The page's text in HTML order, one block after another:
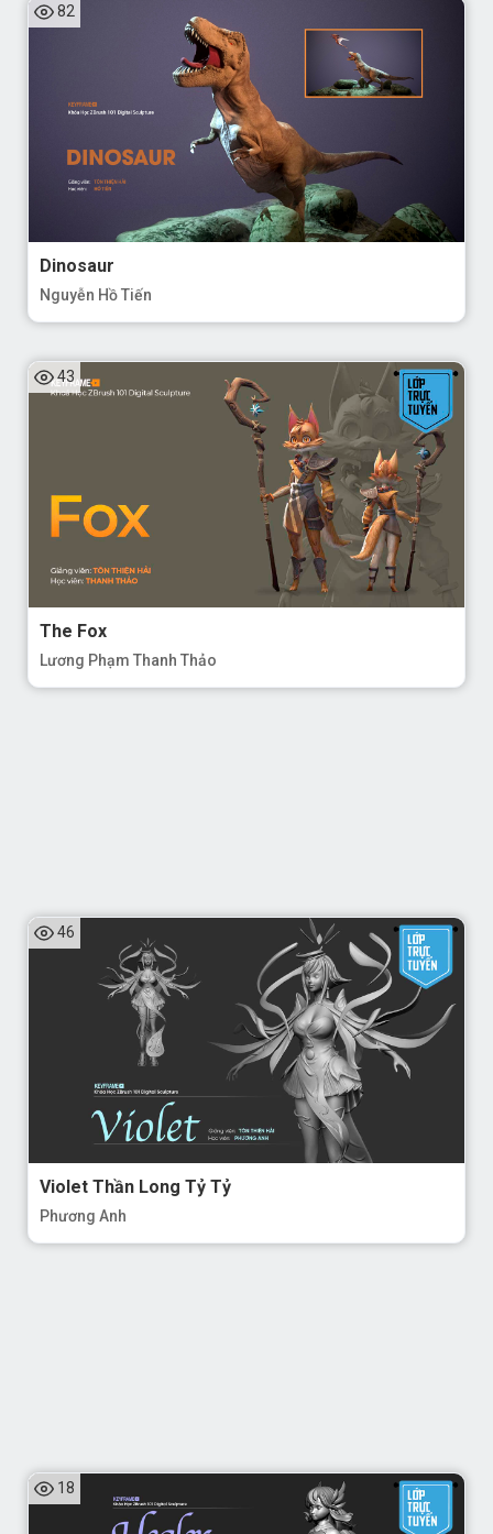
82
Dinosaur
Nguyễn Hồ Tiến
43
The Fox
Lương Phạm Thanh Thảo
46
Violet Thần Long Tỷ Tỷ
Phương Anh
18